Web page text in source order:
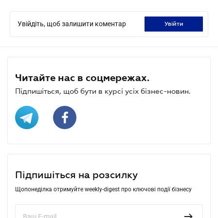
Увійдіть, щоб залишити коментар увійти
Читайте нас в соцмережах.
Підпишіться, щоб бути в курсі усіх бізнес-новин.
Підпишіться на розсилку
Щопонеділка отримуйте weekly-digest про ключові події бізнесу